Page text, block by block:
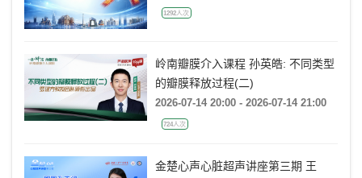
1292人次
岭南瓣膜介入课程 孙英皓: 不同类型
的瓣膜释放过程(二)
2026-07-14 20:00 - 2026-07-14 21:00
724人次
金楚心声心脏超声讲座第三期 王